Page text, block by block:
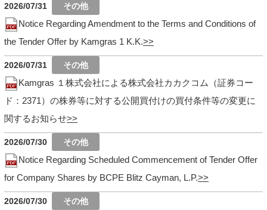
2026/07/31
Notice Regarding Amendment to the Terms and Conditions of
the Tender Offer by Kamgras 1 K.K.
2026/07/31
Kamgras １株式会社による株式会社カカクコム（証券コー
ド：2371）の株券等に対する公開買付けの買付条件等の変更に
関するお知らせ
2026/07/30
Notice Regarding Scheduled Commencement of Tender Offer
for Company Shares by BCPE Blitz Cayman, L.P.
2026/07/30